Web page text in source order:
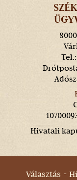
Hivatali
Választás